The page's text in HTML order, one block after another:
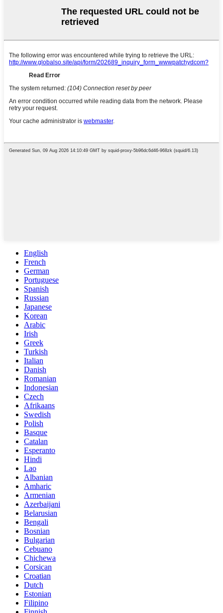
English
French
German
Portuguese
Spanish
Russian
Japanese
Korean
Arabic
Irish
Greek
Turkish
Italian
Danish
Romanian
Indonesian
Czech
Afrikaans
Swedish
Polish
Basque
Catalan
Esperanto
Hindi
Lao
Albanian
Amharic
Armenian
Azerbaijani
Belarusian
Bengali
Bosnian
Bulgarian
Cebuano
Chichewa
Corsican
Croatian
Dutch
Estonian
Filipino